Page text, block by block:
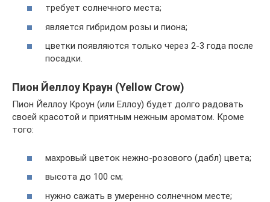
требует солнечного места;
является гибридом розы и пиона;
цветки появляются только через 2-3 года после
посадки.
Пион Йеллоу Краун (Yellow Crow)
Пион Йеллоу Кроун (или Еллоу) будет долго радовать
своей красотой и приятным нежным ароматом. Кроме
того:
махровый цветок нежно-розового (дабл) цвета;
высота до 100 см;
нужно сажать в умеренно солнечном месте;